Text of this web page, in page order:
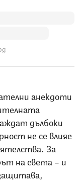
анекдоти
дълбоки
не се влияе
За
на света – и